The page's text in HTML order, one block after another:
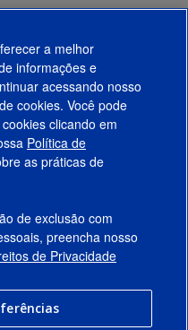
a melhor
informações e
acessando nosso
cookies. Você pode
clicando em
Política de
as práticas de
de exclusão com
preencha nosso
de Privacidade